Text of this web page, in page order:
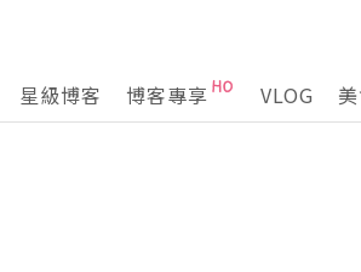
星級博客 博客專享 VLOG